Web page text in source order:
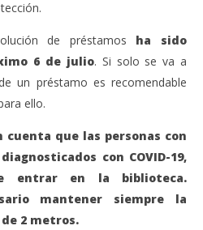
de préstamos ha sido
6 de julio. Si solo se va a
un préstamo es recomendable
ello.
que las personas con
con COVID-19,
entrar en la biblioteca.
mantener siempre la
2 metros.